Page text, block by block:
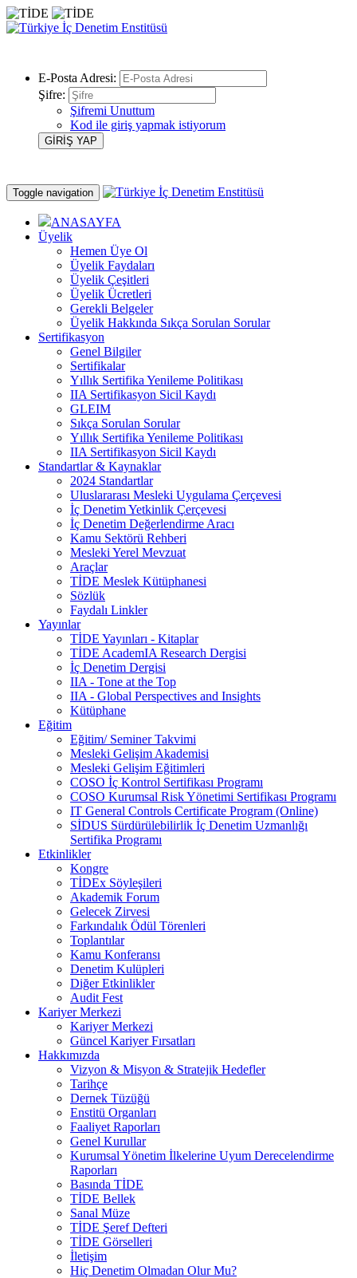
E-Posta Adresi:
Şifre:
Şifremi Unuttum
Kod ile giriş yapmak istiyorum
Toggle navigation
ANASAYFA
Üyelik
Hemen Üye Ol
Üyelik Faydaları
Üyelik Çeşitleri
Üyelik Ücretleri
Gerekli Belgeler
Üyelik Hakkında Sıkça Sorulan Sorular
Sertifikasyon
Genel Bilgiler
Sertifikalar
Yıllık Sertifika Yenileme Politikası
IIA Sertifikasyon Sicil Kaydı
GLEIM
Sıkça Sorulan Sorular
Yıllık Sertifika Yenileme Politikası
IIA Sertifikasyon Sicil Kaydı
Standartlar & Kaynaklar
2024 Standartlar
Uluslararası Mesleki Uygulama Çerçevesi
İç Denetim Yetkinlik Çerçevesi
İç Denetim Değerlendirme Aracı
Kamu Sektörü Rehberi
Mesleki Yerel Mevzuat
Araçlar
TİDE Meslek Kütüphanesi
Sözlük
Faydalı Linkler
Yayınlar
TİDE Yayınları - Kitaplar
TİDE AcademIA Research Dergisi
İç Denetim Dergisi
IIA - Tone at the Top
IIA - Global Perspectives and Insights
Kütüphane
Eğitim
Eğitim/ Seminer Takvimi
Mesleki Gelişim Akademisi
Mesleki Gelişim Eğitimleri
COSO İç Kontrol Sertifikası Programı
COSO Kurumsal Risk Yönetimi Sertifikası Programı
IT General Controls Certificate Program (Online)
SİDUS Sürdürülebilirlik İç Denetim Uzmanlığı
Sertifika Programı
Etkinlikler
Kongre
TİDEx Söyleşileri
Akademik Forum
Gelecek Zirvesi
Farkındalık Ödül Törenleri
Toplantılar
Kamu Konferansı
Denetim Kulüpleri
Diğer Etkinlikler
Audit Fest
Kariyer Merkezi
Kariyer Merkezi
Güncel Kariyer Fırsatları
Hakkımızda
Vizyon & Misyon & Stratejik Hedefler
Tarihçe
Dernek Tüzüğü
Enstitü Organları
Faaliyet Raporları
Genel Kurullar
Kurumsal Yönetim İlkelerine Uyum Derecelendirme
Raporları
Basında TİDE
TİDE Bellek
Sanal Müze
TİDE Şeref Defteri
TİDE Görselleri
İletişim
Hiç Denetim Olmadan Olur Mu?